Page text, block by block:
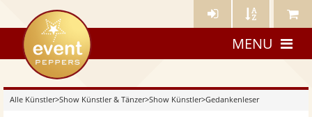
Künstler- Künstler Meine
eventpeppers
MENU
Alle Künstler>Show Künstler & Tänzer>Show Künstler>Gedankenleser